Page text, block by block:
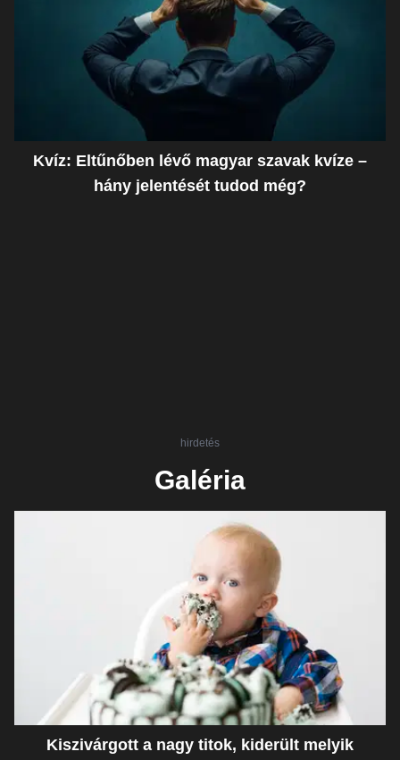
Kvíz: Eltűnőben lévő magyar szavak kvíze –
hány jelentését tudod még?
hirdetés
Galéria
Kiszivárgott a nagy titok, kiderült melyik